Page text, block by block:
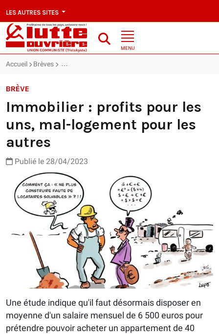
LES AUTRES SITES
MENU
Accueil Brèves Immobilier : profits pour les uns, mal-logement pour
BRÈVE
Immobilier : profits pour les
uns, mal-logement pour les
autres
Publié le 28/04/2023
Une étude indique qu'il faut désormais disposer en
moyenne d'un salaire mensuel de 6 500 euros pour
prétendre pouvoir acheter un appartement de 40